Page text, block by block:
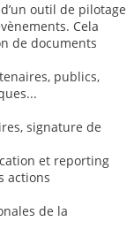
outil de pilotage
Cela
de documents
publics,
signature de
et reporting
actions
de la